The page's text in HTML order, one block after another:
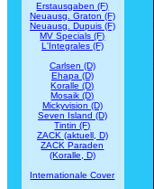
Erstausgaben (F)
Neuausg. Graton (F)
Neuausg. Dupuis (F)
MV Specials (F)
L'Integrales (F)
Carlsen (D)
Ehapa (D)
Koralle (D)
Mosaik (D)
Mickyvision (D)
Seven Island (D)
Tintin (F)
ZACK (aktuell, D)
ZACK Paraden
(Koralle, D)
Internationale Cover